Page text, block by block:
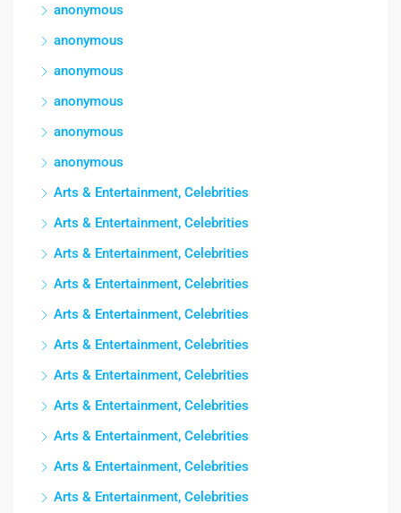
anonymous
anonymous
anonymous
anonymous
anonymous
anonymous
Arts & Entertainment, Celebrities
Arts & Entertainment, Celebrities
Arts & Entertainment, Celebrities
Arts & Entertainment, Celebrities
Arts & Entertainment, Celebrities
Arts & Entertainment, Celebrities
Arts & Entertainment, Celebrities
Arts & Entertainment, Celebrities
Arts & Entertainment, Celebrities
Arts & Entertainment, Celebrities
Arts & Entertainment, Celebrities